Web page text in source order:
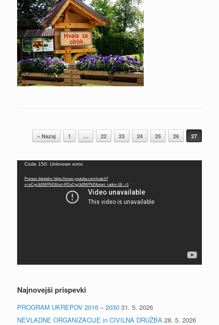
Post navigation
« Nazaj 1 … 22 23 24 25 26 27
Predvajalnik
Code 150: Unknown error.
Prenesi datoteko: https://www.youtube.com/watch?
v=oCgz3d3WPkE&list=RDoCgz3d3WPkE&start_radio=1&_=1
Najnovejši prispevki
PROGRAM UKREPOV 2016 – 2030 31. 5. 2026
NEVLADNE ORGANIZACIJE in CIVILNA DRUŽBA 28. 5. 2026